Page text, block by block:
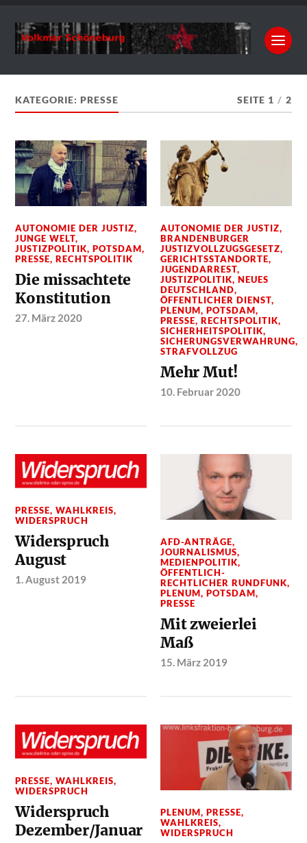
KATEGORIE:PRESSE SEITE 1 / 2
AUTONOMIE DER JUSTIZ,
JUNGE WELT,
JUSTIZPOLITIK,POTSDAM,
PRESSE,RECHTSPOLITIK
Die missachtete
Konstitution
27. März 2020
AUTONOMIE DER JUSTIZ,
BRANDENBURGER
JUSTIZVOLLZUGSGESETZ,
GERICHTSSTANDORTE,
JUGENDARREST,
JUSTIZPOLITIK,NEUES
DEUTSCHLAND,
ÖFFENTLICHER DIENST,
PLENUM,POTSDAM,
PRESSE,RECHTSPOLITIK,
SICHERHEITSPOLITIK,
SICHERUNGSVERWAHRUNG,
STRAFVOLLZUG
Mehr Mut!
10. Februar 2020
PRESSE,WAHLKREIS,
WIDERSPRUCH
Widerspruch
August
1. August 2019
AFD-ANTRÄGE,
JOURNALISMUS,
MEDIENPOLITIK,
ÖFFENTLICH-
RECHTLICHER RUNDFUNK,
PLENUM,POTSDAM,
PRESSE
Mit zweierlei
Maß
15. März 2019
PRESSE,WAHLKREIS,
WIDERSPRUCH
Widerspruch
Dezember/Januar
PLENUM,PRESSE,
WAHLKREIS,
WIDERSPRUCH